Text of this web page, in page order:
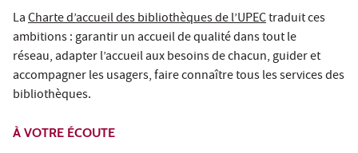
LaCharte d’accueil des bibliothèques de l’UPECtraduit ces
ambitions : garantir un accueil de qualité dans tout le
réseau, adapter l’accueil aux besoins de chacun, guider et
accompagner les usagers, faire connaître tous les services des
bibliothèques.
À VOTRE ÉCOUTE